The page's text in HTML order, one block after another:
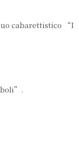
cabarettistico “I